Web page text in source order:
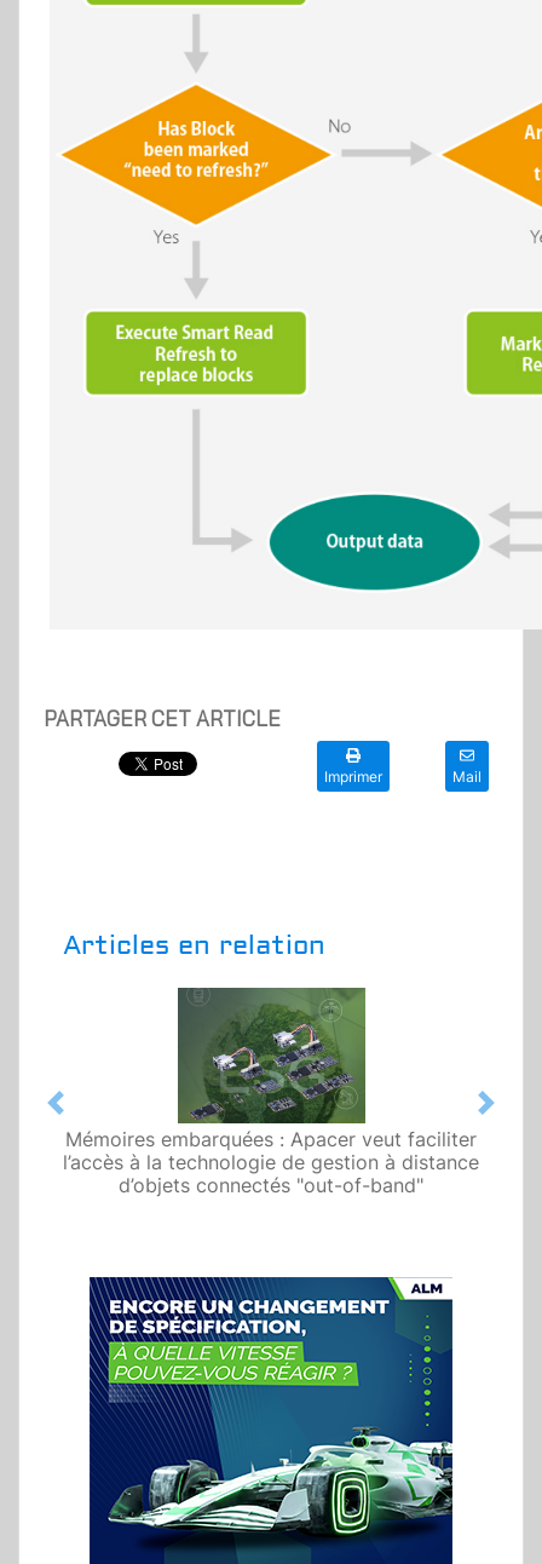
PARTAGER CET ARTICLE
Imprimer Mail
Articles en relation
Mémoires embarquées : Apacer veut faciliter
l’accès à la technologie de gestion à distance
d’objets connectés "out-of-band"
Previous Next